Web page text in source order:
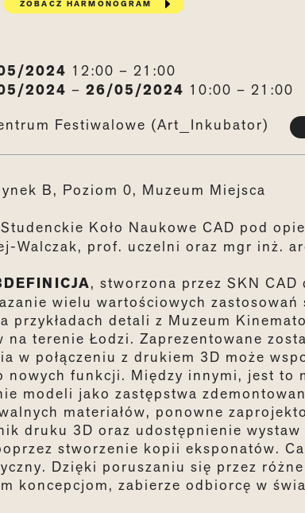
ZOBACZ HARMONOGRAM
2024 12:00 – 21:00
2024 – 26/05/2024 10:00 – 21:00
Festiwalowe (Art_Inkubator)
B, Poziom 0, Muzeum Miejsca
Studenckie Koło Naukowe CAD pod
Walczak, prof. uczelni oraz mgr inż.
, stworzona przez SKN
wielu wartościowych
przykładach detali z Muzeum
na terenie Łodzi. Zaprezentowane
w połączeniu z drukiem 3D może
nowych funkcji. Między innymi, jest to
modeli jako zastępstwa
materiałów, ponowne
druku 3D oraz udostępnienie
stworzenie kopii eksponatów.
Dzięki poruszaniu się przez
koncepcjom, zabierze odbiorcę w